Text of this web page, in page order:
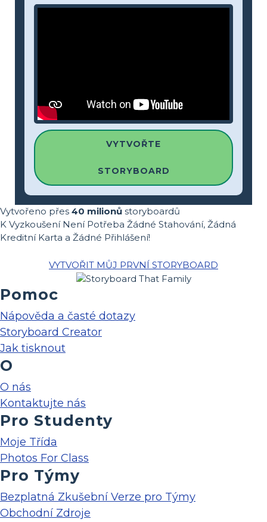
VYTVOŘTE
STORYBOARD
Vytvořeno přes 40 milionů storyboardů
K Vyzkoušení Není Potřeba Žádné Stahování, Žádná
Kreditní Karta a Žádné Přihlášení!
VYTVOŘIT MŮJ PRVNÍ STORYBOARD
Pomoc
Nápověda a časté dotazy
Storyboard Creator
Jak tisknout
O
O nás
Kontaktujte nás
Pro Studenty
Moje Třída
Photos For Class
Pro Týmy
Bezplatná Zkušební Verze pro Týmy
Obchodní Zdroje